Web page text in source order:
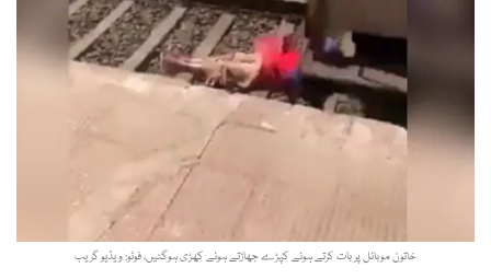
خاتون موبائل پر بات کرتے ہوئے کپڑے جھاڑتے ہوئے کھڑی ہوگئیں، فوٹو: ویڈیو گریب